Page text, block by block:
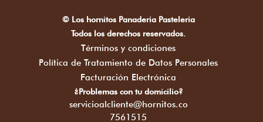
© Los hornitos Panaderia Pasteleria
Todos los derechos reservados.
Términos y condiciones
Política de Tratamiento de Datos Personales
Facturación Electrónica
¿Problemas con tu domicilio?
servicioalcliente@hornitos.co
7561515